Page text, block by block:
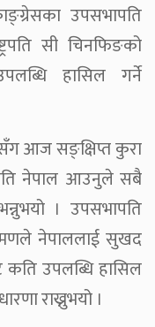
उपसभापति
सी चिनफिङको
हासिल गर्ने
आज सङ्क्षिप्त कुरा
नेपाल आउनुले सबै
। उपसभापति
नेपाललाई सुखद
कति उपलब्धि हासिल
राख्नुभयो ।